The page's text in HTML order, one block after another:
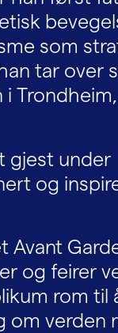
som
tar over
gjest under
og
Avant
og feirer
rom til
om verden